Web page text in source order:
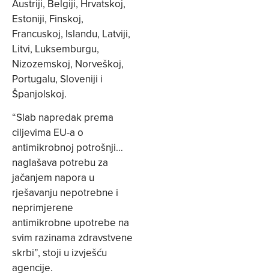
Austriji, Belgiji, Hrvatskoj,
Estoniji, Finskoj,
Francuskoj, Islandu, Latviji,
Litvi, Luksemburgu,
Nizozemskoj, Norveškoj,
Portugalu, Sloveniji i
Španjolskoj.
“Slab napredak prema
ciljevima EU-a o
antimikrobnoj potrošnji…
naglašava potrebu za
jačanjem napora u
rješavanju nepotrebne i
neprimjerene
antimikrobne upotrebe na
svim razinama zdravstvene
skrbi”, stoji u izvješću
agencije.